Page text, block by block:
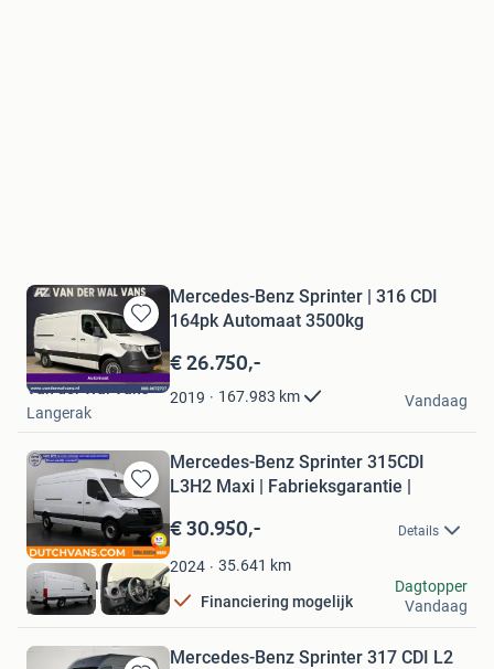
Bewaren
in
Mijn
Favorieten
Mercedes-Benz Sprinter | 316 CDI
164pk Automaat 3500kg
€ 26.750,-
2019 167.983 km
Van der Wal Vans
Langerak
Vandaag
Bewaren
in
Mijn
Favorieten
Mercedes-Benz Sprinter 315CDI
L3H2 Maxi | Fabrieksgarantie |
€ 30.950,- Details
2024 35.641 km
Financiering mogelijk
DUTCH Vans
Barneveld
Dagtopper
Vandaag
Mercedes-Benz Sprinter 317 CDI L2